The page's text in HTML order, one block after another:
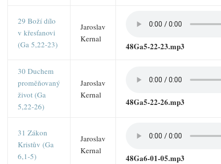
29 Boží dílo
v křesťanovi
(Ga 5,22-23)
Jaroslav
Kernal
48Ga5-22-23.mp3
30 Duchem
proměňovaný
život (Ga
5,22-26)
Jaroslav
Kernal
48Ga5-22-26.mp3
31 Zákon
Kristův (Ga
6,1-5)
Jaroslav
Kernal
48Ga6-01-05.mp3